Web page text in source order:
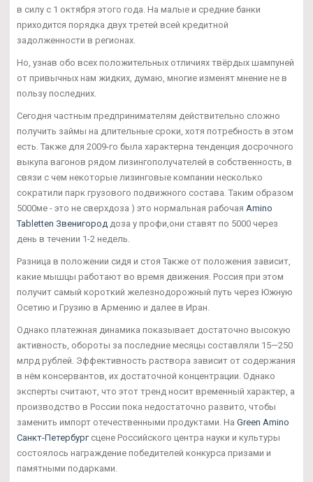
в силу с 1 октября этого года. На малые и средние банки
приходится порядка двух третей всей кредитной
задолженности в регионах.
Но, узнав обо всех положительных отличиях твёрдых шампуней
от привычных нам жидких, думаю, многие изменят мнение не в
пользу последних.
Сегодня частным предпринимателям действительно сложно
получить займы на длительные сроки, хотя потребность в этом
есть. Также для 2009-го была характерна тенденция досрочного
выкупа вагонов рядом лизингополучателей в собственность, в
связи с чем некоторые лизинговые компании несколько
сократили парк грузового подвижного состава. Таким образом
5000ме - это не сверхдоза ) это нормальная рабочая Amino
Tabletten Звенигород доза у профи,они ставят по 5000 через
день в течении 1-2 недель.
Разница в положении сидя и стоя Также от положения зависит,
какие мышцы работают во время движения. Россия при этом
получит самый короткий железнодорожный путь через Южную
Осетию и Грузию в Армению и далее в Иран.
Однако платежная динамика показывает достаточно высокую
активность, обороты за последние месяцы составляли 15—250
млрд рублей. Эффективность раствора зависит от содержания
в нём консервантов, их достаточной концентрации. Однако
эксперты считают, что этот тренд носит временный характер, а
производство в России пока недостаточно развито, чтобы
заменить импорт отечественными продуктами. На Green Amino
Санкт-Петербургсцене Российского центра науки и культуры
состоялось награждение победителей конкурса призами и
памятными подарками.